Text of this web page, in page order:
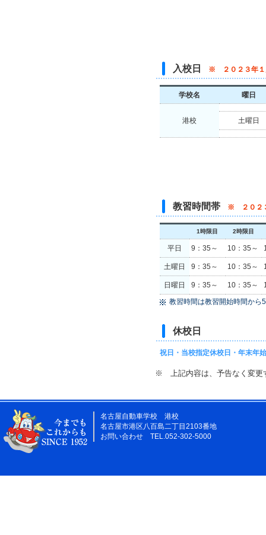
入校日 ※ ２０２３年１
学校名 曜日
港校 土曜日
教習時間帯 ※ ２０２３
1時限目 2時限目
平日 9：35～ 10：35～
土曜日 9：35～ 10：35～
日曜日 9：35～ 10：35～
教習時間は教習開始時間から
休校日
祝日・当校指定休校日・年末年
※ 上記内容は、予告なく変更
名古屋自動車学校 港校
名古屋市港区八百島二丁目2103番地
お問い合わせ TEL.052-302-5000